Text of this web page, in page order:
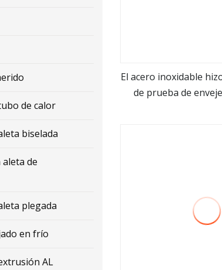
de calor
biselada
de
plegada
en frío
AL
ver más
El acero inoxidable
de prueba de